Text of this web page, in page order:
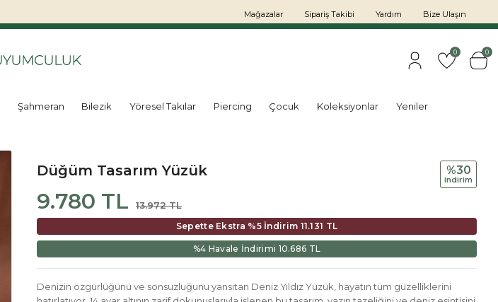
Mağazalar Sipariş Takibi Yardım Bize Ulaşın
0 0
Şahmeran Bilezik Yöresel Takılar Piercing Çocuk Koleksiyonlar Yeniler
Düğüm Tasarım Yüzük
9.780 TL 13.972 TL
%30
i̇ndi̇ri̇m
Sepette Ekstra %5 İndirim 11.131 TL
%4 Havale İndirimi 10.686 TL
Denizin özgürlüğünü ve sonsuzluğunu yansıtan Deniz Yıldız Yüzük, hayatın tüm güzelliklerini